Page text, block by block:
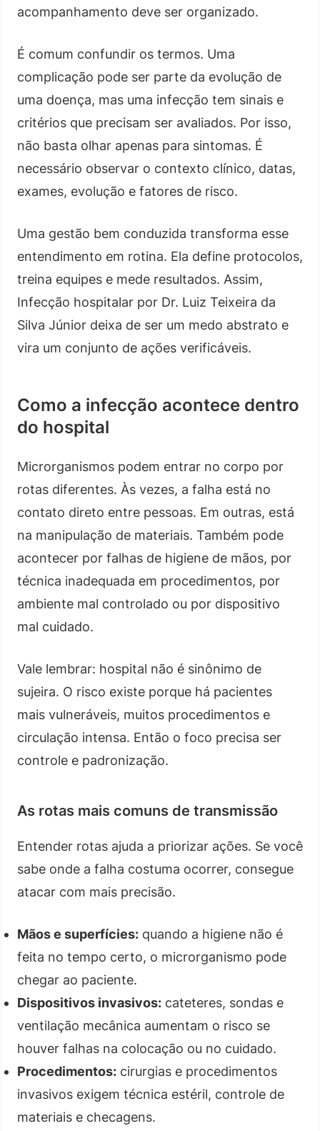
acompanhamento deve ser organizado.
É comum confundir os termos. Uma
complicação pode ser parte da evolução de
uma doença, mas uma infecção tem sinais e
critérios que precisam ser avaliados. Por isso,
não basta olhar apenas para sintomas. É
necessário observar o contexto clínico, datas,
exames, evolução e fatores de risco.
Uma gestão bem conduzida transforma esse
entendimento em rotina. Ela define protocolos,
treina equipes e mede resultados. Assim,
Infecção hospitalar por Dr. Luiz Teixeira da
Silva Júnior deixa de ser um medo abstrato e
vira um conjunto de ações verificáveis.
Como a infecção acontece dentro
do hospital
Microrganismos podem entrar no corpo por
rotas diferentes. Às vezes, a falha está no
contato direto entre pessoas. Em outras, está
na manipulação de materiais. Também pode
acontecer por falhas de higiene de mãos, por
técnica inadequada em procedimentos, por
ambiente mal controlado ou por dispositivo
mal cuidado.
Vale lembrar: hospital não é sinônimo de
sujeira. O risco existe porque há pacientes
mais vulneráveis, muitos procedimentos e
circulação intensa. Então o foco precisa ser
controle e padronização.
As rotas mais comuns de transmissão
Entender rotas ajuda a priorizar ações. Se você
sabe onde a falha costuma ocorrer, consegue
atacar com mais precisão.
Mãos e superfícies: quando a higiene não é
feita no tempo certo, o microrganismo pode
chegar ao paciente.
Dispositivos invasivos: cateteres, sondas e
ventilação mecânica aumentam o risco se
houver falhas na colocação ou no cuidado.
Procedimentos: cirurgias e procedimentos
invasivos exigem técnica estéril, controle de
materiais e checagens.